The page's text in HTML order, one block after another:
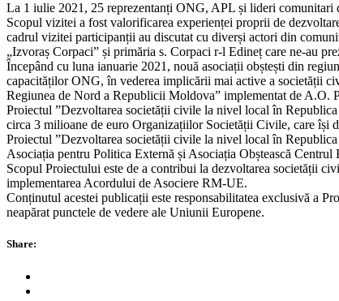
La 1 iulie 2021, 25 reprezentanți ONG, APL și lideri
Scopul vizitei a fost valorificarea experienței proprii de
cadrul vizitei participanții au discutat cu diverși actori din
„Izvoraș Corpaci” și primăria s. Corpaci r-l Edineț care ne-au
Începând cu luna ianuarie 2021, nouă asociații obștești din
capacităților ONG, în vederea implicării mai active a societății
Regiunea de Nord a Republicii Moldova” implementat de A.O.
Proiectul ”Dezvoltarea societății civile la nivel local în
circa 3 milioane de euro Organizațiilor Societății Civile, care își
Proiectul ”Dezvoltarea societății civile la nivel local în
Asociația pentru Politica Externă și Asociația Obștească
Scopul Proiectului este de a contribui la dezvoltarea societății
implementarea Acordului de Asociere RM-UE.
Conținutul acestei publicații este responsabilitatea exclusivă a
neapărat punctele de vedere ale Uniunii Europene.
Share: